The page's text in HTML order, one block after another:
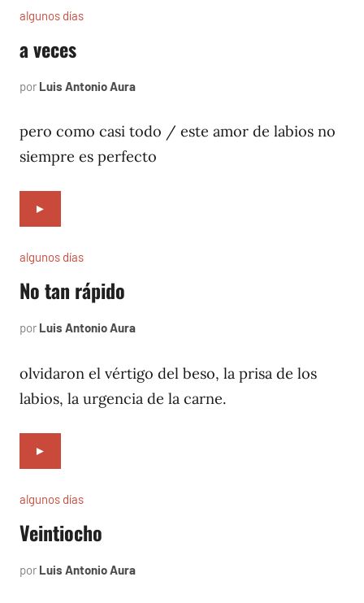
algunos días
a veces
por Luis Antonio Aura
1997
pero como casi todo / este amor de labios no
siempre es perfecto
►
algunos días
No tan rápido
por Luis Antonio Aura
1997
olvidaron el vértigo del beso, la prisa de los
labios, la urgencia de la carne.
►
algunos días
Veintiocho
por Luis Antonio Aura